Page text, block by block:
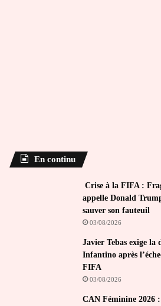
En continu
Crise à la FIFA :
appelle Donald
sauver son fauteuil
03/08/2026
Javier Tebas exige la
Infantino après
FIFA
03/08/2026
CAN Féminine 2026